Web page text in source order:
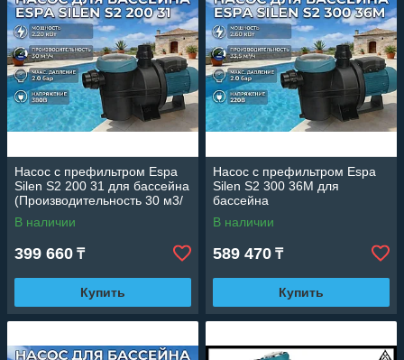
Насос c префильтром Espa
Silen S2 200 31 для бассейна
(Производительность 30 м3/
ч, мощность: 2,20 кВт,
подключение 380В)
В наличии
399 660 ₸
Купить
Насос c префильтром Espa
Silen S2 300 36M для
бассейна
(Производительность 33,5
м3/ч, мощность: 2,6 кВт,
В наличии
589 470 ₸
Купить